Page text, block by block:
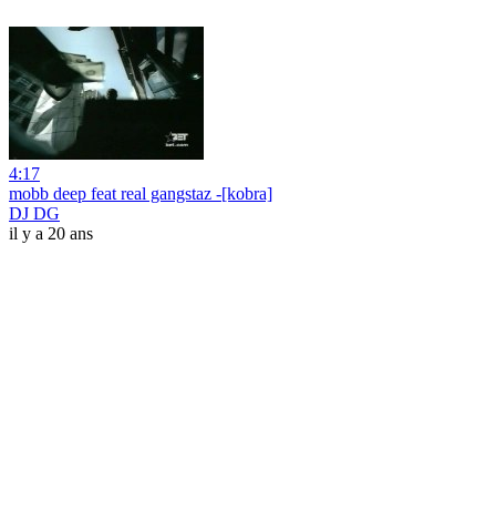
4:17
mobb deep feat real gangstaz -[kobra]
DJ DG
il y a 20 ans